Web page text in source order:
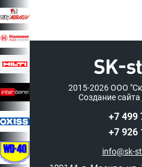
2015-2026ООО
Создание сайта
+7 499
+7 926
info@sk-